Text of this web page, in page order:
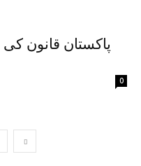
پاکستان قانون
0